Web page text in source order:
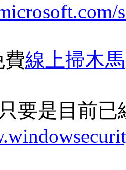
費線上掃木馬
要是目前